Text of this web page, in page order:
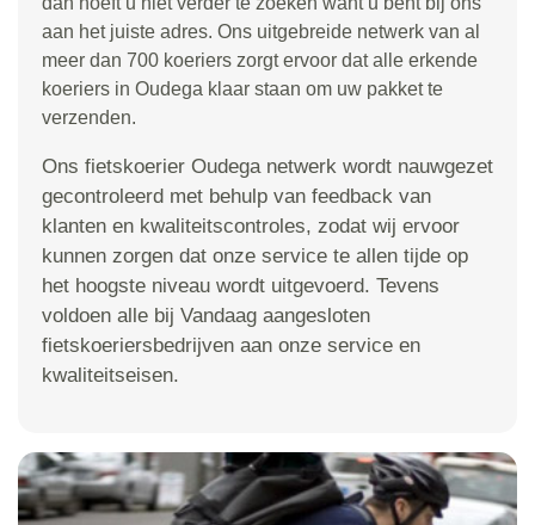
aan het juiste adres. Ons uitgebreide netwerk van al
meer dan 700 koeriers zorgt ervoor dat alle erkende
koeriers in Oudega klaar staan om uw pakket te
verzenden.
Ons fietskoerier Oudega netwerk wordt nauwgezet
gecontroleerd met behulp van feedback van
klanten en kwaliteitscontroles, zodat wij ervoor
kunnen zorgen dat onze service te allen tijde op
het hoogste niveau wordt uitgevoerd. Tevens
voldoen alle bij Vandaag aangesloten
fietskoeriersbedrijven aan onze service en
kwaliteitseisen.